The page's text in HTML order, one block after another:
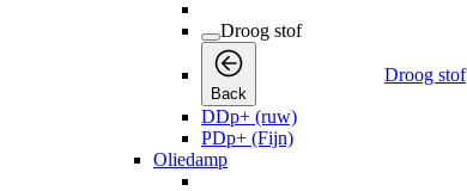
Droog stof
Back
Droog stof
DDp+ (ruw)
PDp+ (Fijn)
Oliedamp